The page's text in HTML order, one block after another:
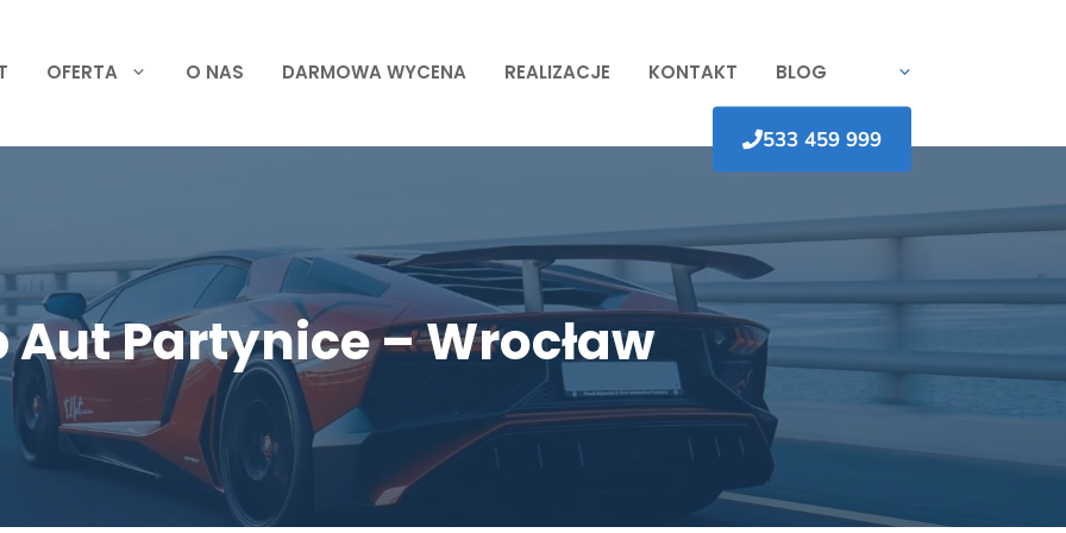
OFERTA O NAS DARMOWA WYCENA REALIZACJE KONTAKT BLOG
533 459 999
Aut Partynice – Wrocław